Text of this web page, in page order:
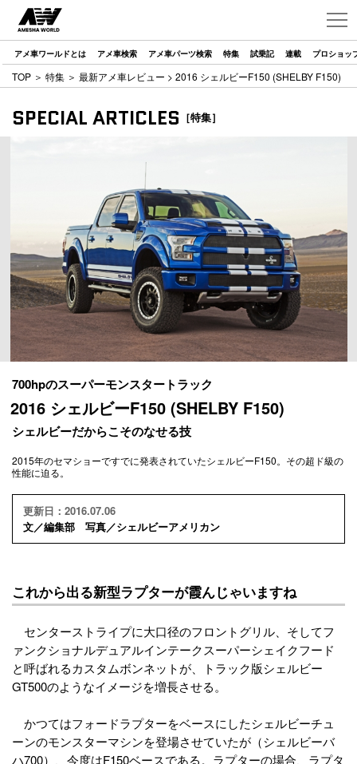
アメ車ワールドとは アメ車検索 アメ車パーツ検索 特集 試乗記 連載 プロショッ
TOP ＞ 特集 ＞ 最新アメ車レビュー > 2016 シェルビーF150 (SHELBY F150)
SPECIAL ARTICLES ［特集］
700hpのスーパーモンスタートラック
2016 シェルビーF150 (SHELBY F150)
シェルビーだからこそのなせる技
2015年のセマショーですでに発表されていたシェルビーF150。その超ド級の
性能に迫る。
更新日：2016.07.06
文／編集部 写真／シェルビーアメリカン
これから出る新型ラプターが霞んじゃいますね
センターストライプに大口径のフロントグリル、そしてフ
ァンクショナルデュアルインテークスーパーシェイクフード
と呼ばれるカスタムボンネットが、トラック版シェルビー
GT500のようなイメージを増長させる。
かつてはフォードラプターをベースにしたシェルビーチュ
ーンのモンスターマシンを登場させていたが（シェルビーバ
ハ700）、今度はF150ベースである。ラプターの場合、ラプタ